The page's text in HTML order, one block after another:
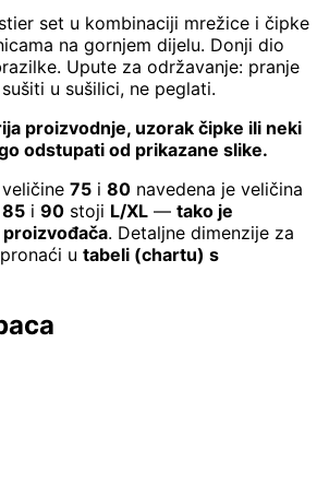
set u kombinaciji mrežice i čipke
na gornjem dijelu. Donji dio
Upute za održavanje: pranje
u sušilici, ne peglati.
proizvodnje, uzorak čipke ili neki
odstupati od prikazane slike.
75 i 80 navedena je veličina
85 i 90 stoji L/XL — tako je
. Detaljne dimenzije za
u tabeli (chartu) s